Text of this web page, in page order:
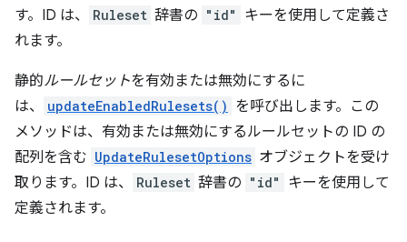
す。ID は、
Ruleset 辞書の "id"
キーを使用して定義さ
れます。
静的ルールセットを有効または無効にするに
は、
updateEnabledRulesets() を呼び出します。この
メソッドは、有効または無効にするルールセットの ID の
配列を含む UpdateRulesetOptions オブジェクトを受け
取ります。ID は、
Ruleset 辞書の "id"
キーを使用して
定義されます。